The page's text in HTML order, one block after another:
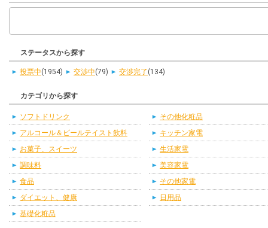
ステータスから探す
投票中(1954) 交渉中(79) 交渉完了 (134)
カテゴリから探す
ソフトドリンク
アルコール＆ビールテイスト飲料
お菓子、スイーツ
調味料
食品
ダイエット、健康
基礎化粧品
その他化粧品
キッチン家電
生活家電
美容家電
その他家電
日用品